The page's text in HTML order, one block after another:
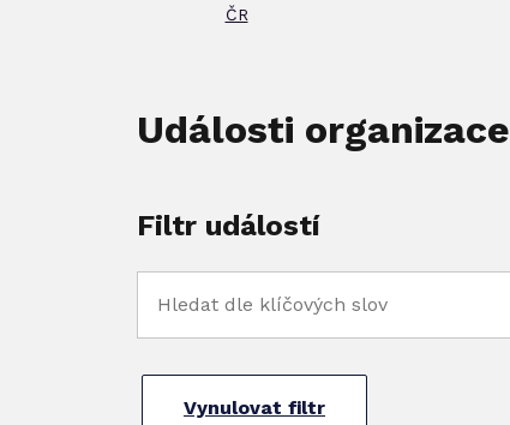
ČR
Události organizace
Filtr událostí
Vynulovat filtr